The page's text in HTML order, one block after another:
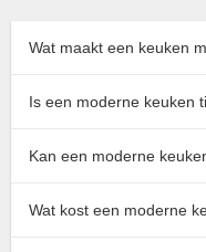
Wat maakt een keuken
Is een moderne keuken
Kan een moderne
Wat kost een moderne